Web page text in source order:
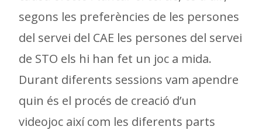
segons les preferències de les persones
del servei del CAE les persones del servei
de STO els hi han fet un joc a mida.
Durant diferents sessions vam apendre
quin és el procés de creació d’un
videojoc així com les diferents parts